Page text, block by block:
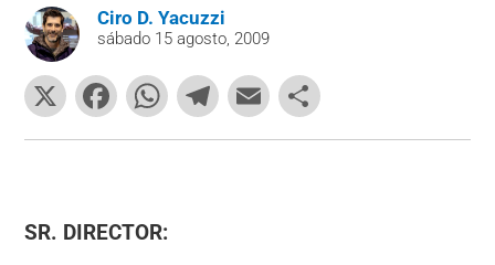
Ciro D. Yacuzzi
sábado 15 agosto, 2009
X
F
a
b
W
h
T
el
E
m o
SR. DIRECTOR: